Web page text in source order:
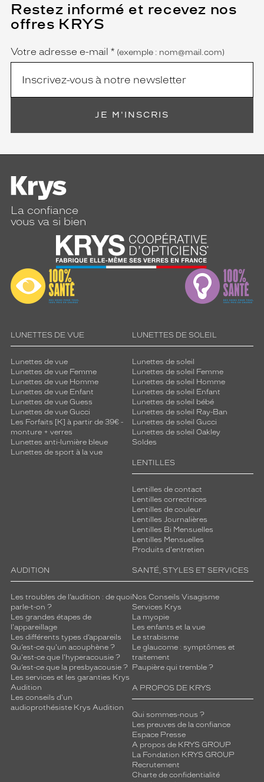
Détails
techniques
Genre
Forme
la
Carré
Couleur
Clubmaster
Couleur
G15
Indice
protection
Polarisant
Non
Type
Cerclé
Taille
monture
Matière
Plastique
Fournisseur
Luxottica
Marque
Restez informé et recevez nos
offres KRYS
Name
Votre adresse e-mail *
(Ce
champ
est
(exemple : nom@mail.com)
JE M'INSCRIS
La confiance
vous va si bien
LUNETTES DE VUE
Lunettes de vue
Lunettes de vue Femme
Lunettes de vue Homme
Lunettes de vue Enfant
Lunettes de vue Guess
Lunettes de vue Gucci
Les Forfaits [K] à partir de 39€ -
monture + verres
Lunettes anti-lumière bleue
Lunettes de sport à la vue
LUNETTES DE SOLEIL
Lunettes de soleil
Lunettes de soleil Femme
Lunettes de soleil Homme
Lunettes de soleil Enfant
Lunettes de soleil bébé
Lunettes de soleil Ray-Ban
Lunettes de soleil Gucci
Lunettes de soleil Oakley
Soldes
LENTILLES
Lentilles de contact
Lentilles correctrices
Lentilles de couleur
Lentilles Journalières
Lentilles Bi Mensuelles
Lentilles Mensuelles
Produits d'entretien
AUDITION
Les troubles de l’audition : de quoi
parle-t-on ?
Les grandes étapes de
l'appareillage
Les différents types d’appareils
Qu’est-ce qu'un acouphène ?
Qu'est-ce que l'hyperacousie ?
Qu’est-ce que la presbyacousie ?
Les services et les garanties Krys
Audition
Les conseils d'un
audioprothésiste Krys Audition
SANTÉ, STYLES ET SERVICES
Nos Conseils Visagisme
Services Krys
La myopie
Les enfants et la vue
Le strabisme
Le glaucome : symptômes et
traitement
Paupière qui tremble ?
A PROPOS DE KRYS
Qui sommes-nous ?
Les preuves de la confiance
Espace Presse
A propos de KRYS GROUP
La Fondation KRYS GROUP
Recrutement
Charte de confidentialité